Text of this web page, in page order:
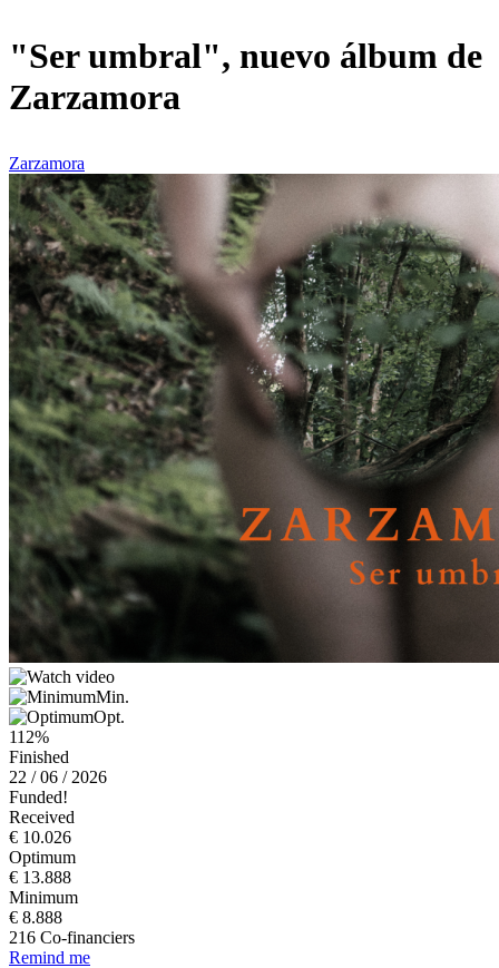
"Ser umbral", nuevo álbum de
Zarzamora
Zarzamora
Min.
Opt.
112%
Finished
22 / 06 / 2026
Funded!
Received
€ 10.026
Optimum
€ 13.888
Minimum
€ 8.888
216 Co-financiers
Remind me